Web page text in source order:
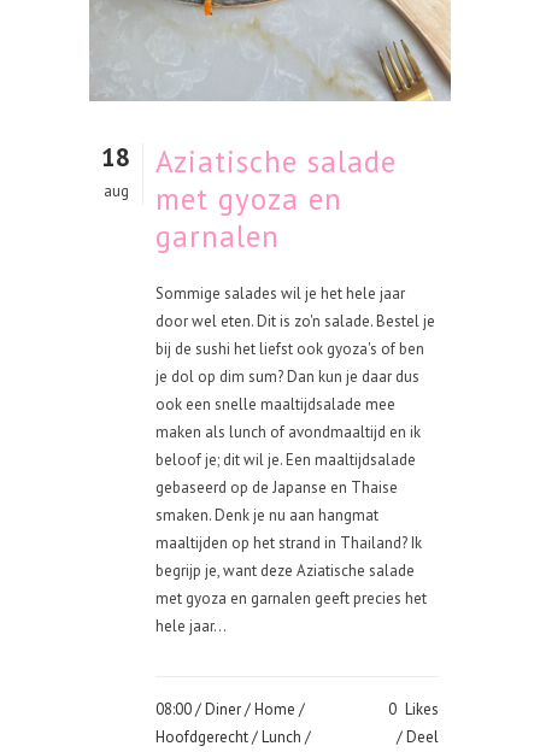
18
aug
Aziatische salade
met gyoza en
garnalen
Sommige salades wil je het hele jaar
door wel eten. Dit is zo'n salade. Bestel je
bij de sushi het liefst ook gyoza's of ben
je dol op dim sum? Dan kun je daar dus
ook een snelle maaltijdsalade mee
maken als lunch of avondmaaltijd en ik
beloof je; dit wil je. Een maaltijdsalade
gebaseerd op de Japanse en Thaise
smaken. Denk je nu aan hangmat
maaltijden op het strand in Thailand? Ik
begrijp je, want deze Aziatische salade
met gyoza en garnalen geeft precies het
hele jaar...
08:00 /Diner/Home /
Hoofdgerecht/Lunch /
0 Likes
Deel